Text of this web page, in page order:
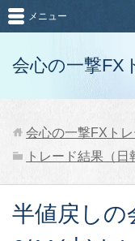
会心の一撃FX
メニュー
会心の一撃FXトレ
トレード結果（日
半値戻しの